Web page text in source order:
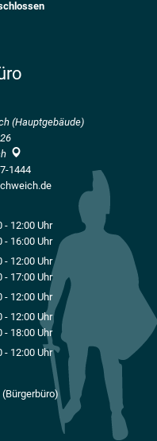
(Hauptgebäude)
1444
- 12:00 Uhr
Von 07:30 bis 12:00 Uhr
- 16:00 Uhr
Von 14:00 bis 16:00 Uhr
- 12:00 Uhr
Von 07:00 bis 12:00 Uhr
- 17:00 Uhr
Von 14:00 bis 17:00 Uhr
- 12:00 Uhr
Von 07:30 bis 12:00 Uhr
- 12:00 Uhr
Von 07:30 bis 12:00 Uhr
- 18:00 Uhr
Von 14:00 bis 18:00 Uhr
- 12:00 Uhr
Von 07:30 bis 12:00 Uhr